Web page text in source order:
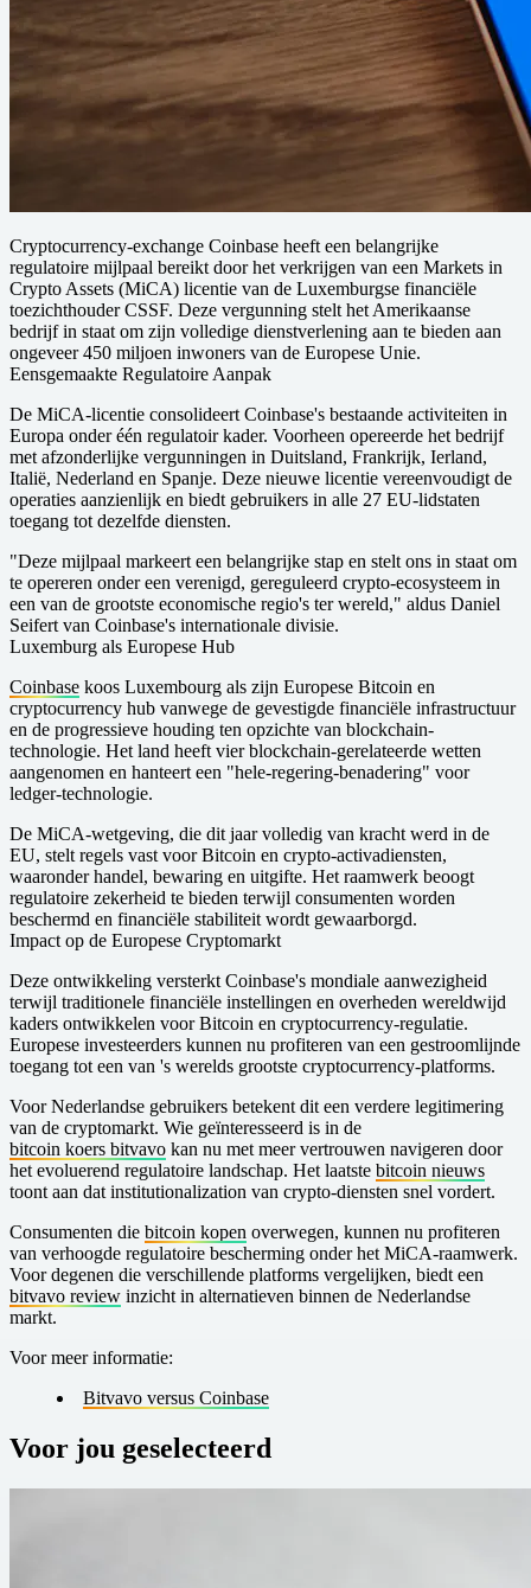
Cryptocurrency-exchange Coinbase heeft een belangrijke
regulatoire mijlpaal bereikt door het verkrijgen van een Markets in
Crypto Assets (MiCA) licentie van de Luxemburgse financiële
toezichthouder CSSF. Deze vergunning stelt het Amerikaanse
bedrijf in staat om zijn volledige dienstverlening aan te bieden aan
ongeveer 450 miljoen inwoners van de Europese Unie.
Eensgemaakte Regulatoire Aanpak
De MiCA-licentie consolideert Coinbase's bestaande activiteiten in
Europa onder één regulatoir kader. Voorheen opereerde het bedrijf
met afzonderlijke vergunningen in Duitsland, Frankrijk, Ierland,
Italië, Nederland en Spanje. Deze nieuwe licentie vereenvoudigt de
operaties aanzienlijk en biedt gebruikers in alle 27 EU-lidstaten
toegang tot dezelfde diensten.
"Deze mijlpaal markeert een belangrijke stap en stelt ons in staat om
te opereren onder een verenigd, gereguleerd crypto-ecosysteem in
een van de grootste economische regio's ter wereld," aldus Daniel
Seifert van Coinbase's internationale divisie.
Luxemburg als Europese Hub
Coinbase koos Luxembourg als zijn Europese Bitcoin en
cryptocurrency hub vanwege de gevestigde financiële infrastructuur
en de progressieve houding ten opzichte van blockchain-
technologie. Het land heeft vier blockchain-gerelateerde wetten
aangenomen en hanteert een "hele-regering-benadering" voor
ledger-technologie.
De MiCA-wetgeving, die dit jaar volledig van kracht werd in de
EU, stelt regels vast voor Bitcoin en crypto-activadiensten,
waaronder handel, bewaring en uitgifte. Het raamwerk beoogt
regulatoire zekerheid te bieden terwijl consumenten worden
beschermd en financiële stabiliteit wordt gewaarborgd.
Impact op de Europese Cryptomarkt
Deze ontwikkeling versterkt Coinbase's mondiale aanwezigheid
terwijl traditionele financiële instellingen en overheden wereldwijd
kaders ontwikkelen voor Bitcoin en cryptocurrency-regulatie.
Europese investeerders kunnen nu profiteren van een gestroomlijnde
toegang tot een van 's werelds grootste cryptocurrency-platforms.
Voor Nederlandse gebruikers betekent dit een verdere legitimering
van de cryptomarkt. Wie geïnteresseerd is in de
bitcoin koers bitvavo kan nu met meer vertrouwen navigeren door
het evoluerend regulatoire landschap. Het laatste bitcoin nieuws
toont aan dat institutionalization van crypto-diensten snel vordert.
Consumenten die bitcoin kopen overwegen, kunnen nu profiteren
van verhoogde regulatoire bescherming onder het MiCA-raamwerk.
Voor degenen die verschillende platforms vergelijken, biedt een
bitvavo review inzicht in alternatieven binnen de Nederlandse
markt.
Voor meer informatie:
Bitvavo versus Coinbase
Voor jou geselecteerd